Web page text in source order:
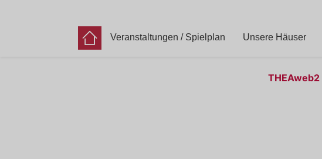
Veranstaltungen / Spielplan Unsere Häuser
THEAweb2